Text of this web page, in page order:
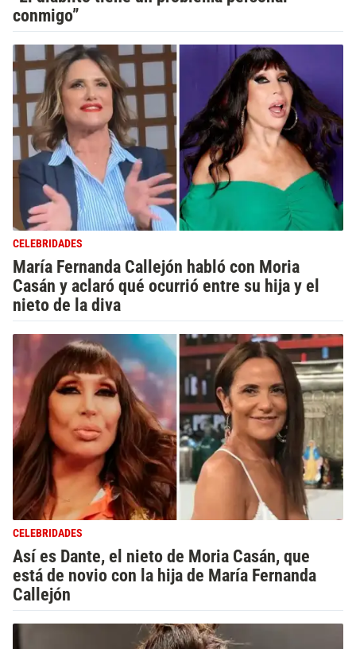
conmigo”
CELEBRIDADES
María Fernanda Callejón habló con Moria
Casán y aclaró qué ocurrió entre su hija y el
nieto de la diva
CELEBRIDADES
Así es Dante, el nieto de Moria Casán, que
está de novio con la hija de María Fernanda
Callejón